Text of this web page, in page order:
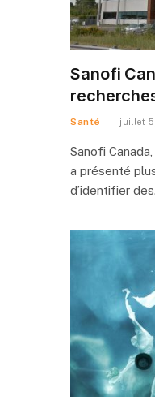
Sanofi
Santé juillet
Sanofi
a présenté
d’identifier